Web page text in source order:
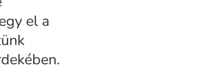
el a